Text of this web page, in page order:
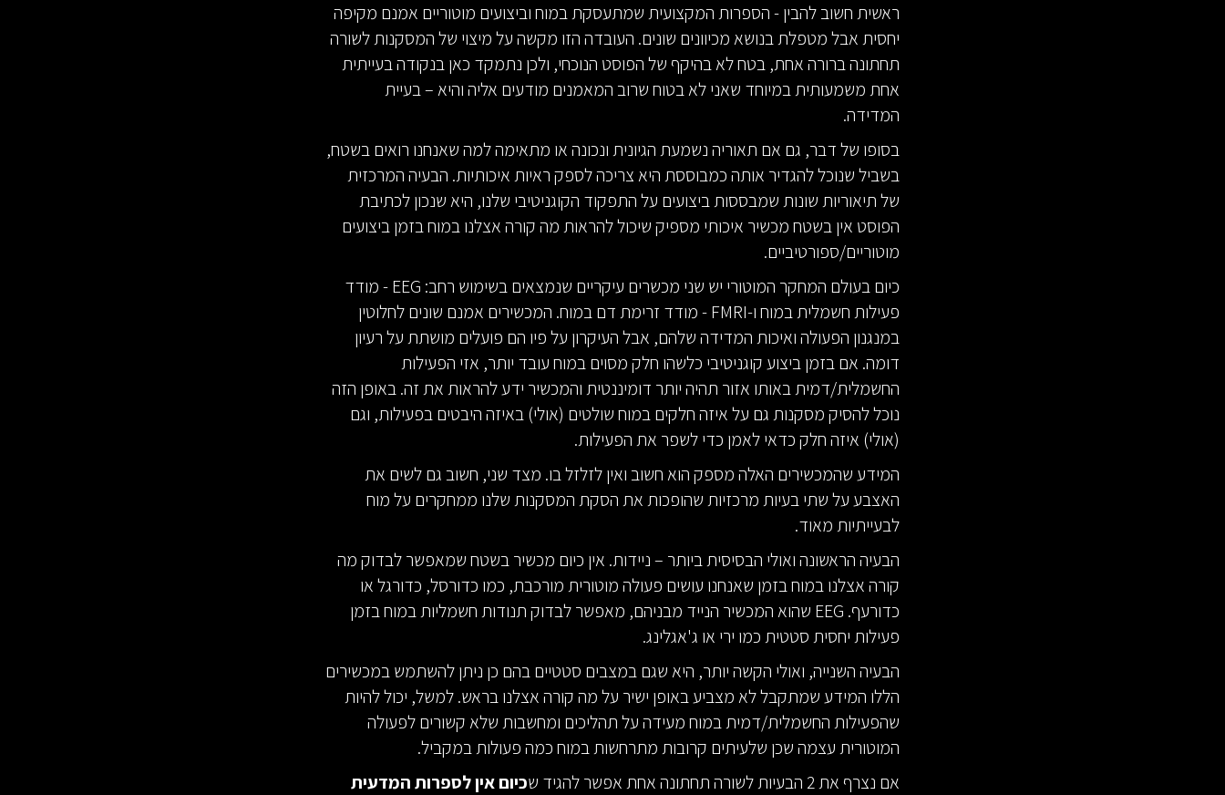
ראשית חשוב להבין - הספרות המקצועית שמתעסקת במוח וביצועים מוטוריים אמנם מקיפה
יחסית אבל מטפלת בנושא מכיוונים שונים. העובדה הזו מקשה על מיצוי של המסקנות לשורה
תחתונה ברורה אחת, בטח לא בהיקף של הפוסט הנוכחי, ולכן נתמקד כאן בנקודה בעייתית
אחת משמעותית במיוחד שאני לא בטוח שרוב המאמנים מודעים אליה והיא – בעיית
המדידה.
בסופו של דבר, גם אם תאוריה נשמעת הגיונית ונכונה או מתאימה למה שאנחנו רואים בשטח,
בשביל שנוכל להגדיר אותה כמבוססת היא צריכה לספק ראיות איכותיות. הבעיה המרכזית
של תיאוריות שונות שמבססות ביצועים על התפקוד הקוגניטיבי שלנו, היא שנכון לכתיבת
הפוסט אין בשטח מכשיר איכותי מספיק שיכול להראות מה קורה אצלנו במוח בזמן ביצועים
מוטוריים/ספורטיביים.
כיום בעולם המחקר המוטורי יש שני מכשרים עיקריים שנמצאים בשימוש רחב: EEG - מודד
פעילות חשמלית במוח ו-FMRI - מודד זרימת דם במוח. המכשירים אמנם שונים לחלוטין
במנגנון הפעולה ואיכות המדידה שלהם, אבל העיקרון על פיו הם פועלים מושתת על רעיון
דומה. אם בזמן ביצוע קוגניטיבי כלשהו חלק מסוים במוח עובד יותר, אזי הפעילות
החשמלית/דמית באותו אזור תהיה יותר דומיננטית והמכשיר ידע להראות את זה. באופן הזה
נוכל להסיק מסקנות גם על איזה חלקים במוח שולטים (אולי) באיזה היבטים בפעילות, וגם
(אולי) איזה חלק כדאי לאמן כדי לשפר את הפעילות.
המידע שהמכשירים האלה מספק הוא חשוב ואין לזלזל בו. מצד שני, חשוב גם לשים את
האצבע על שתי בעיות מרכזיות שהופכות את הסקת המסקנות שלנו ממחקרים על מוח
לבעייתיות מאוד.
הבעיה הראשונה ואולי הבסיסית ביותר – ניידות. אין כיום מכשיר בשטח שמאפשר לבדוק מה
קורה אצלנו במוח בזמן שאנחנו עושים פעולה מוטורית מורכבת, כמו כדורסל, כדורגל או
כדורעף. EEG שהוא המכשיר הנייד מבניהם, מאפשר לבדוק תנודות חשמליות במוח בזמן
פעילות יחסית סטטית כמו ירי או ג'אגלינג.
הבעיה השנייה, ואולי הקשה יותר, היא שגם במצבים סטטיים בהם כן ניתן להשתמש במכשירים
הללו המידע שמתקבל לא מצביע באופן ישיר על מה קורה אצלנו בראש. למשל, יכול להיות
שהפעילות החשמלית/דמית במוח מעידה על תהליכים ומחשבות שלא קשורים לפעולה
המוטורית עצמה שכן שלעיתים קרובות מתרחשות במוח כמה פעולות במקביל.
אם נצרף את 2 הבעיות לשורה תחתונה אחת אפשר להגיד ש
כיום אין לספרות המדעית